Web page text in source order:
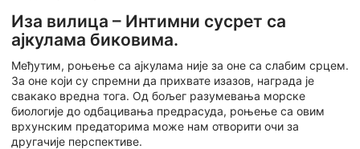
Иза вилица – Интимни сусрет са
ајкулама биковима.
Међутим, роњење са ајкулама није за оне са слабим срцем.
За оне који су спремни да прихвате изазов, награда је
свакако вредна тога. Од бољег разумевања морске
биологије до одбацивања предрасуда, роњење са овим
врхунским предаторима може нам отворити очи за
другачије перспективе.